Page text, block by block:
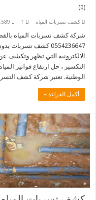
(0)
كشف تسربات المياه 1
شركة كشف تسربات المياه
0554236647 كشف
الالكترونية التي تظهر وتكشف
التكسير ، حل ارتفاع فواتير
الوطنية. تعتبر شركة كشف
أكمل القراءة »